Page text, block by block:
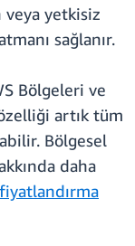
yetkisiz
sağlanır.
Bölgeleri ve
artık tüm
Bölgesel
daha